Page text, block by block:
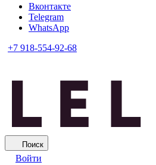
Вконтакте
Telegram
WhatsApp
+7 918-554-92-68
Поиск
Войти